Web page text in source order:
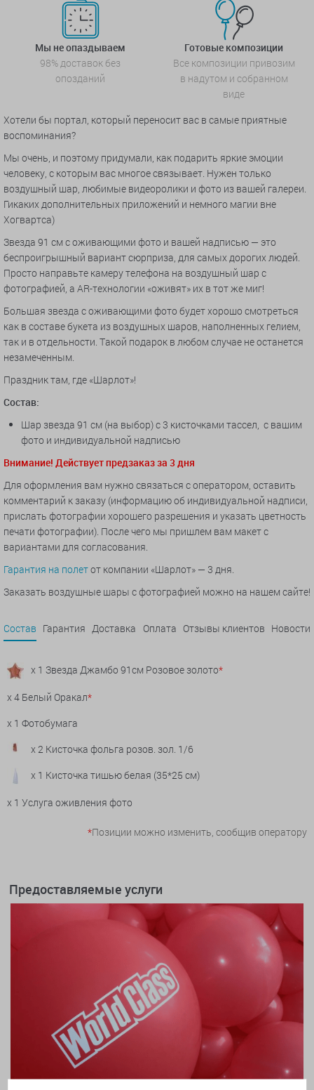
Мы не опаздываем
98% доставок без
опозданий
Готовые композиции
Все композиции привозим
в надутом и собранном
виде
Хотели бы портал, который переносит вас в самые приятные
воспоминания?
Мы очень, и поэтому придумали, как подарить яркие эмоции
человеку, с которым вас многое связывает. Нужен только
воздушный шар, любимые видеоролики и фото из вашей галереи.
Гикаких дополнительных приложений и немного магии вне
Хогвартса)
Звезда 91 см с оживающими фото и вашей надписью — это
беспроигрышный вариант сюрприза, для самых дорогих людей.
Просто направьте камеру телефона на воздушный шар с
фотографией, а AR-технологии «оживят» их в тот же миг!
Большая звезда с оживающими фото будет хорошо смотреться
как в составе букета из воздушных шаров, наполненных гелием,
так и в отдельности. Такой подарок в любом случае не останется
незамеченным.
Праздник там, где «Шарлот»!
Состав:
Шар звезда 91 см (на выбор) с 3 кисточками тассел, с вашим
фото и индивидуальной надписью
Внимание! Действует предзаказ за 3 дня
Для оформления вам нужно связаться с оператором, оставить
комментарий к заказу (информацию об индивидуальной надписи,
прислать фотографии хорошего разрешения и указать цветность
печати фотографии). После чего мы пришлем вам макет с
вариантами для согласования.
Гарантия на полетот компании «Шарлот» — 3 дня.
Заказать воздушные шары с фотографией можно на нашем сайте!
Состав Гарантия Доставка Оплата Отзывы клиентов Новости
x 1 Звезда Джамбо 91см Розовое золото*
x 4 Белый Оракал*
x 1 Фотобумага
x 2 Кисточка фольга розов. зол. 1/6
x 1 Кисточка тишью белая (35*25 см)
x 1 Услуга оживления фото
*Позиции можно изменить, сообщив оператору
Предоставляемые услуги